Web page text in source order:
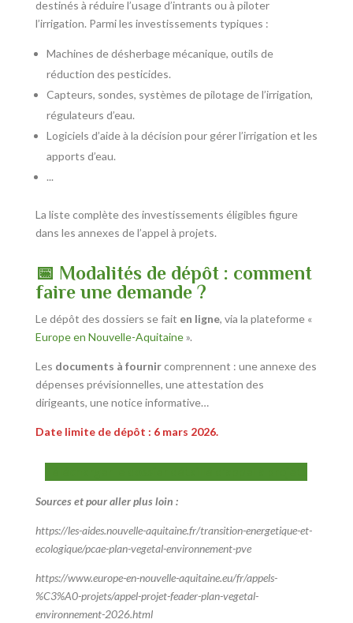
destinés à réduire l’usage d’intrants ou à piloter
l’irrigation. Parmi les investissements typiques :
Machines de désherbage mécanique, outils de
réduction des pesticides.
Capteurs, sondes, systèmes de pilotage de l’irrigation,
régulateurs d’eau.
Logiciels d’aide à la décision pour gérer l’irrigation et les
apports d’eau.
...
La liste complète des investissements éligibles figure
dans les annexes de l’appel à projets.
📅 Modalités de dépôt : comment
faire une demande ?
Le dépôt des dossiers se fait en ligne, via la plateforme «
Europe en Nouvelle-Aquitaine».
Les documents à fournircomprennent : une annexe des
dépenses prévisionnelles, une attestation des
dirigeants, une notice informative…
Date limite de dépôt : 6 mars 2026.
Sources et pour aller plus loin :
https://les-aides.nouvelle-aquitaine.fr/transition-energetique-et-
ecologique/pcae-plan-vegetal-environnement-pve
https://www.europe-en-nouvelle-aquitaine.eu/fr/appels-
%C3%A0-projets/appel-projet-feader-plan-vegetal-
environnement-2026.html